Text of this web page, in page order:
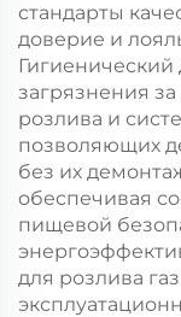
стандарты
доверие и
загрязнения
розлива и
позволяющих
без их
обеспечивая
пищевой
для розлива